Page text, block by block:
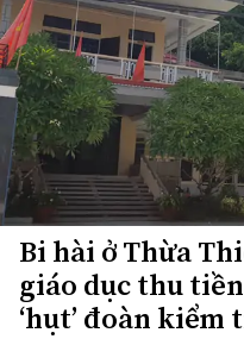
Bi hài ở Thừa
giáo dục thu
‘hụt’ đoàn kiểm